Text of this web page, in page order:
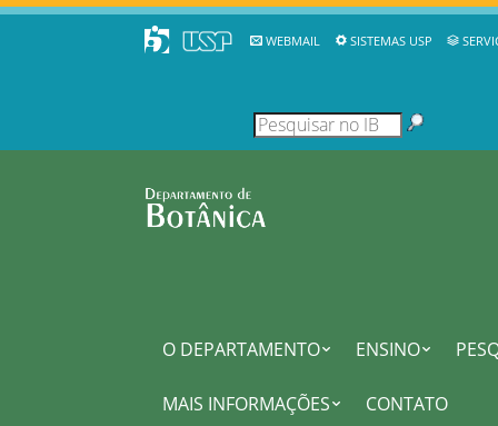
WEBMAIL SISTEMAS USP
O DEPARTAMENTO ENSINO
MAIS INFORMAÇÕES CONTATO